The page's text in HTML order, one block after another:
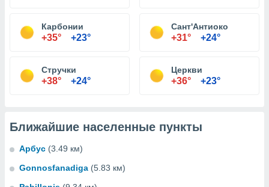
Карбонии
+35° +23°
Сант'Антиоко
+31° +24°
Стручки
+38° +24°
Церкви
+36° +23°
Ближайшие населенные пункты
Арбус (3.49 км)
Gonnosfanadiga (5.83 км)